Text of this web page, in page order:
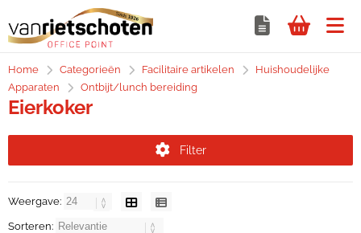
Home Categorieën Facilitaire artikelen
Huishoudelijke
Apparaten
Ontbijt/lunch bereiding
Eierkoker
Filter
Weergave:
Sorteren: